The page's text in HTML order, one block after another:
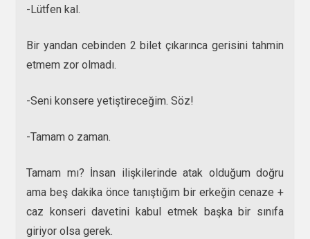
-Lütfen kal.
Bir yandan cebinden 2 bilet çıkarınca gerisini tahmin
etmem zor olmadı.
-Seni konsere yetiştireceğim. Söz!
-Tamam o zaman.
Tamam mı? İnsan ilişkilerinde atak olduğum doğru
ama beş dakika önce tanıştığım bir erkeğin cenaze +
caz konseri davetini kabul etmek başka bir sınıfa
giriyor olsa gerek.